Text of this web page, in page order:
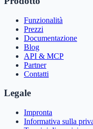
Funzionalità
Prezzi
Documentazione
Blog
API & MCP
Partner
Contatti
Legale
Impronta
Informativa sulla